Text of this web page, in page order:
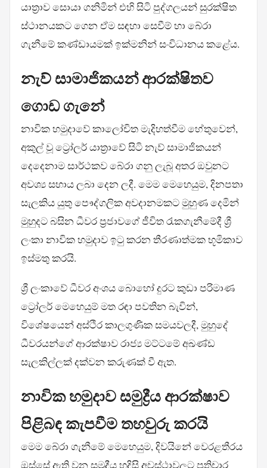
යාත්‍රාව සොයා ගනිමින් එහි සිටි පුද්ගලයන් සුරක්ෂිත
ස්ථානයකට ගෙන ඒම සඳහා සෙවීම් හා බේරා
ගැනීමේ කණ්ඩායමක් ඉක්මනින් සංවිධානය කළේය.
නැව් සාමාජිකයන් ආරක්ෂිතව
ගොඩ ගැනේ
නාවික හමුදාවේ කාලෝචිත මැදිහත්වීම හේතුවෙන්,
අකුල් වූ ට්‍රෝලර් යාත්‍රාවේ සිටි නැව් සාමාජිකයන්
දෙදෙනාම සාර්ථකව බේරා ගනු ලැබූ අතර ඔවුනට
අවශ්‍ය සහාය ලබා දෙන ලදී. මෙම මෙහෙයුම, දිනපතා
සැලකිය යුතු පෞද්ගලික අවදානමකට මුහුණ දෙමින්
මුහුදට බසින ධීවර ප්‍රජාවගේ ජීවිත රැකගැනීමේදී ශ්‍රී
ලංකා නාවික හමුදාව ඉටු කරන තීරණාත්මක භූමිකාව
ඉස්මතු කරයි.
ශ්‍රී ලංකාවේ ධීවර අංශය බොහෝ දුරට කුඩා පරිමාණ
ට්‍රෝලර් මෙහෙයුම් මත රඳා පවතින බැවින්,
විශේෂයෙන් අස්ථිර කාලගුණික සමයවලදී, මුහුදේ
ධීවරයන්ගේ ආරක්ෂාව රාජ්‍ය මට්ටමේ අඛණ්ඩ
සැලකිල්ලක් දක්වන කරුණක් වී ඇත.
නාවික හමුදාව සමුද්‍රීය ආරක්ෂාව
පිළිබඳ කැපවීම තහවුරු කරයි
මෙම බේරා ගැනීමේ මෙහෙයුම, දිවයිනේ වෙරළතීරය
ඔස්සේ ඇති වන සමුද්‍රීය හදිසි අවස්ථාවලට ප්‍රතිචාර